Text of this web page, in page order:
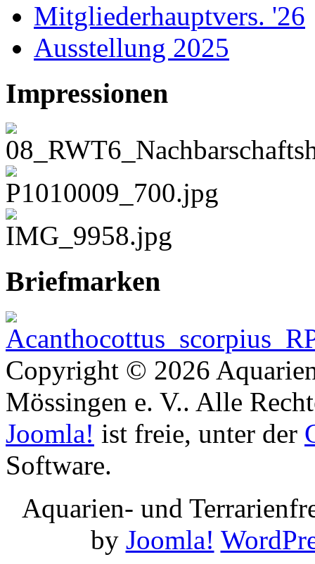
Mitgliederhauptvers. '26
Ausstellung 2025
Impressionen
Briefmarken
Copyright © 2026
Mössingen e. V.. Alle
Joomla! ist freie, unter der
Software.
Aquarien- und
by Joomla!